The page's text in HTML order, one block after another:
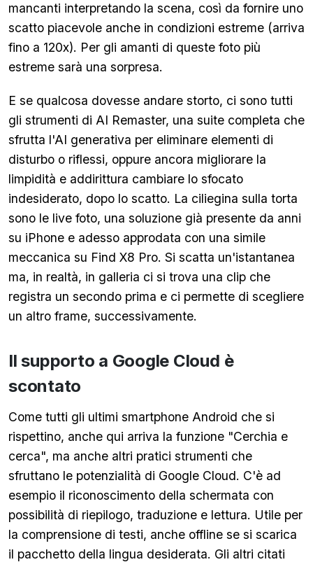
mancanti interpretando la scena, così da fornire uno
scatto piacevole anche in condizioni estreme (arriva
fino a 120x). Per gli amanti di queste foto più
estreme sarà una sorpresa.
E se qualcosa dovesse andare storto, ci sono tutti
gli strumenti di AI Remaster, una suite completa che
sfrutta l'AI generativa per eliminare elementi di
disturbo o riflessi, oppure ancora migliorare la
limpidità e addirittura cambiare lo sfocato
indesiderato, dopo lo scatto. La ciliegina sulla torta
sono le live foto, una soluzione già presente da anni
su iPhone e adesso approdata con una simile
meccanica su Find X8 Pro. Si scatta un'istantanea
ma, in realtà, in galleria ci si trova una clip che
registra un secondo prima e ci permette di scegliere
un altro frame, successivamente.
Il supporto a Google Cloud è
scontato
Come tutti gli ultimi smartphone Android che si
rispettino, anche qui arriva la funzione "Cerchia e
cerca", ma anche altri pratici strumenti che
sfruttano le potenzialità di Google Cloud. C'è ad
esempio il riconoscimento della schermata con
possibilità di riepilogo, traduzione e lettura. Utile per
la comprensione di testi, anche offline se si scarica
il pacchetto della lingua desiderata. Gli altri citati